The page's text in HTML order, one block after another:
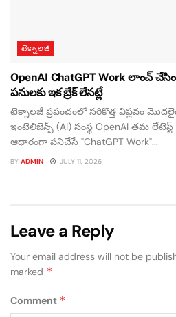
టెక్నాలజీ
OpenAI ChatGPT Work లాంచ్
పనులకు ఇక బ్రేక్ లేనట్లే
టెక్నాలజీ ప్రపంచంలో సరికొత్త విప్లవం
ఇంటెలిజెన్స్ (AI) సంస్థ OpenAI తమ
ఆధారంగా పనిచేసే "ChatGPT Work"...
BY ADMIN JULY 11, 2026
Leave a Reply
Your email address will not be
marked *
Comment *